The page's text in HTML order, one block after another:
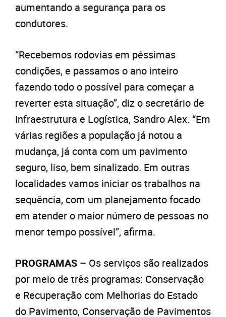
aumentando a segurança para os
condutores.
“Recebemos rodovias em péssimas
condições, e passamos o ano inteiro
fazendo todo o possível para começar a
reverter esta situação”, diz o secretário de
Infraestrutura e Logística, Sandro Alex. “Em
várias regiões a população já notou a
mudança, já conta com um pavimento
seguro, liso, bem sinalizado. Em outras
localidades vamos iniciar os trabalhos na
sequência, com um planejamento focado
em atender o maior número de pessoas no
menor tempo possível”, afirma.
PROGRAMAS – Os serviços são realizados
por meio de três programas: Conservação
e Recuperação com Melhorias do Estado
do Pavimento, Conservação de Pavimentos